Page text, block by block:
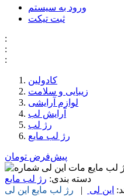
ورود به سیستم
ثبت تیکت
:
:
:
کادولین
زیبایی و سلامت
لوازم آرایشی
آرایش لب
رژ لب
رژ لب مایع
پیش‌فرض تومان
دسته بندی: رژ لب مایع
این لی | رژ لب مایع این لی